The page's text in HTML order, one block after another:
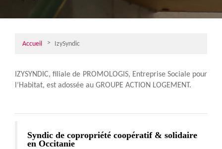
Accueil IzySyndic
IZYSYNDIC, filiale de PROMOLOGIS, Entreprise Sociale pour
l’Habitat, est adossée au GROUPE ACTION LOGEMENT.
Syndic de copropriété coopératif & solidaire
en Occitanie